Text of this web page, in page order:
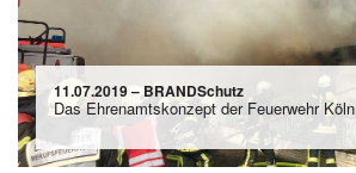
11.07.2019 – BRANDSchutz
Das Ehrenamtskonzept der Feuerwehr Köln